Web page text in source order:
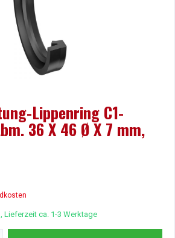
Lippenring C1-
36 X 46 Ø X 7 mm,
Lieferzeit ca. 1-3 Werktage